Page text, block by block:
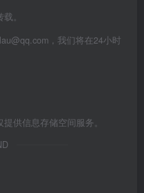
。
，我们将在24小时
供信息存储空间服务。